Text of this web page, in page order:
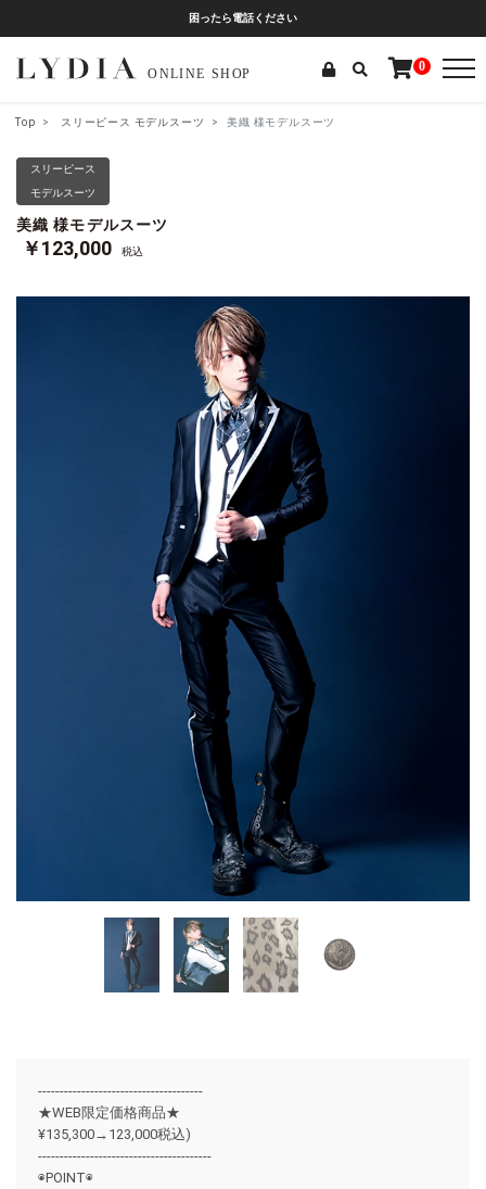
困ったら電話ください
0
Top スリーピース モデルスーツ 美織 様モデルスーツ
スリーピース
モデルスーツ
美織 様モデルスーツ
￥123,000 税込
--------------------------------------
★WEB限定価格商品★
¥135,300→123,000税込)
----------------------------------------
◉POINT◉